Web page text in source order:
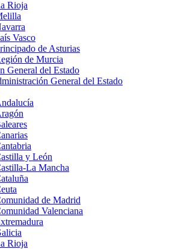
Rioja
Vasco
de Asturias
de Murcia
General del Estado
General del Estado
y León
La Mancha
de Madrid
Valenciana
Rioja